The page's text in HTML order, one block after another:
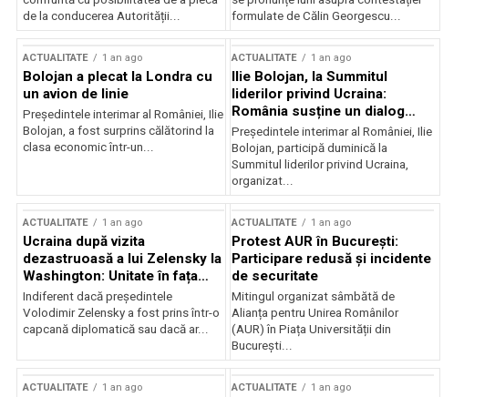
de la conducerea Autorității...
formulate de Călin Georgescu...
ACTUALITATE 1 an ago
Bolojan a plecat la Londra cu
un avion de linie
Președintele interimar al României, Ilie
Bolojan, a fost surprins călătorind la
clasa economic într-un...
ACTUALITATE 1 an ago
Ilie Bolojan, la Summitul
liderilor privind Ucraina:
România susține un dialog
transatlantic pentru securitate
și stabilitate
Președintele interimar al României, Ilie
Bolojan, participă duminică la
Summitul liderilor privind Ucraina,
organizat...
ACTUALITATE 1 an ago
Ucraina după vizita
dezastruoasă a lui Zelensky la
Washington: Unitate în fața
incertitudinii
Indiferent dacă președintele
Volodimir Zelensky a fost prins într-o
capcană diplomatică sau dacă ar...
ACTUALITATE 1 an ago
Protest AUR în București:
Participare redusă și incidente
de securitate
Mitingul organizat sâmbătă de
Alianța pentru Unirea Românilor
(AUR) în Piața Universității din
București...
ACTUALITATE 1 an ago ACTUALITATE 1 an ago